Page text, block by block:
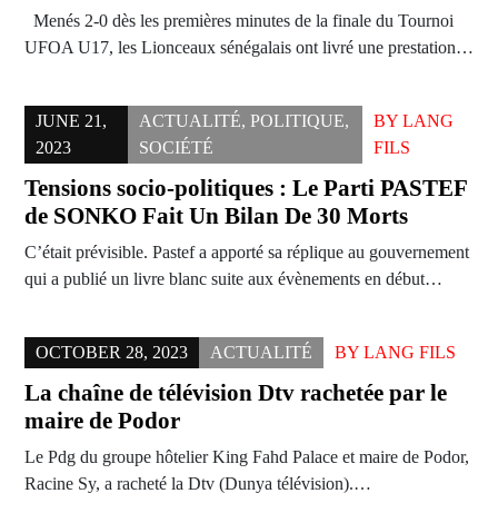
Menés 2-0 dès les premières minutes de la finale du Tournoi
UFOA U17, les Lionceaux sénégalais ont livré une prestation…
JUNE 21,
2023
ACTUALITÉ,POLITIQUE,
SOCIÉTÉ
BYLANG
FILS
Tensions socio-politiques : Le Parti PASTEF
de SONKO Fait Un Bilan De 30 Morts
C’était prévisible. Pastef a apporté sa réplique au gouvernement
qui a publié un livre blanc suite aux évènements en début…
OCTOBER 28, 2023 ACTUALITÉ BY LANG FILS
La chaîne de télévision Dtv rachetée par le
maire de Podor
Le Pdg du groupe hôtelier King Fahd Palace et maire de Podor,
Racine Sy, a racheté la Dtv (Dunya télévision).…